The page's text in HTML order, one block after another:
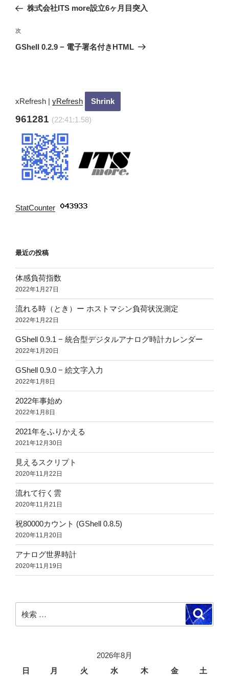
ナ
ビ
ゲ
ン
去
投
株式会社ITS more設立6ヶ月目突入
次
の
次
GShell 0.2.9 − 電子署名付きHTML
xRefresh | yRefresh
961281 (22:41:2.78)
StatCounter
最近の投稿
体感負荷指数
2022年1月27日
流れる時（とき）ー ホストマシン負荷状況測定
2022年1月22日
GShell 0.9.1 − 統合型デジタルアナログ時計カレンダー
2022年1月20日
GShell 0.9.0 − 絵文字入力
2022年1月8日
2022年事始め
2022年1月8日
2021年をふりかえる
2021年12月30日
見えるスクリプト
2020年11月22日
流れて行く雲
2020年11月21日
祝80000カウント (GShell 0.8.5)
2020年11月20日
アナログ世界時計
2020年11月19日
索:
検
索
2026年8月
日
月 火 水 木 金 土